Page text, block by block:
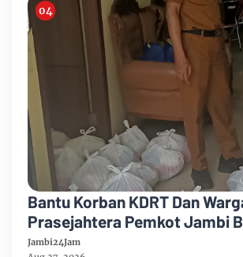
Bantu Korban KDRT Dan
Prasejahtera Pemkot Jambi
PTPN IV Regional IV Salurkan
Jambi24Jam